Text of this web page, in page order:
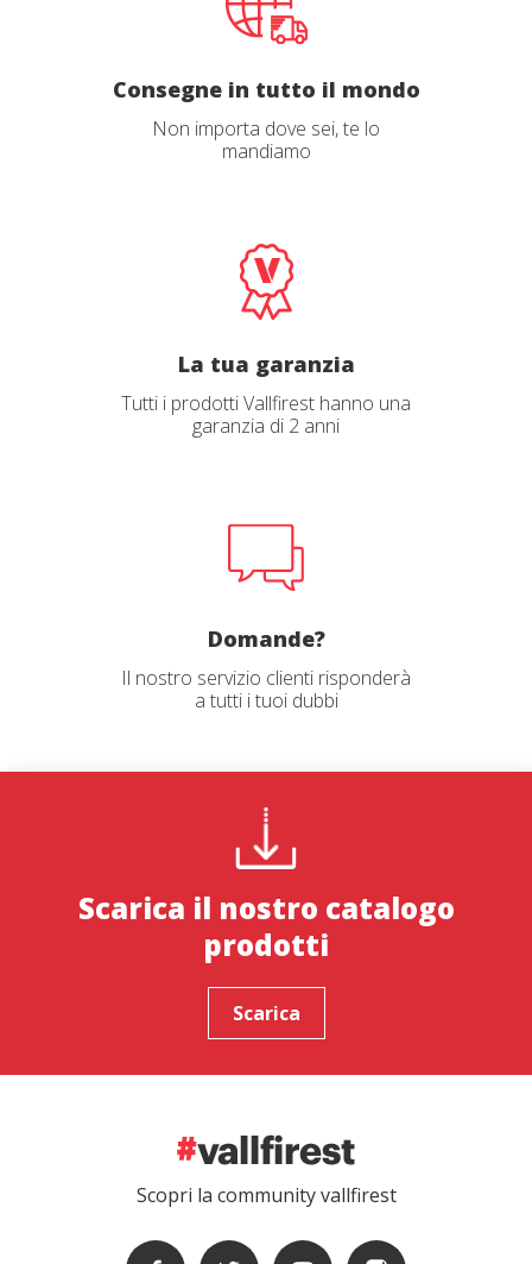
Consegne in tutto il mondo
Non importa dove sei, te lo
mandiamo
La tua garanzia
Tutti i prodotti Vallfirest hanno una
garanzia di 2 anni
Domande?
Il nostro servizio clienti risponderà
a tutti i tuoi dubbi
Scarica il nostro catalogo
prodotti
Scarica
Scopri la community vallfirest